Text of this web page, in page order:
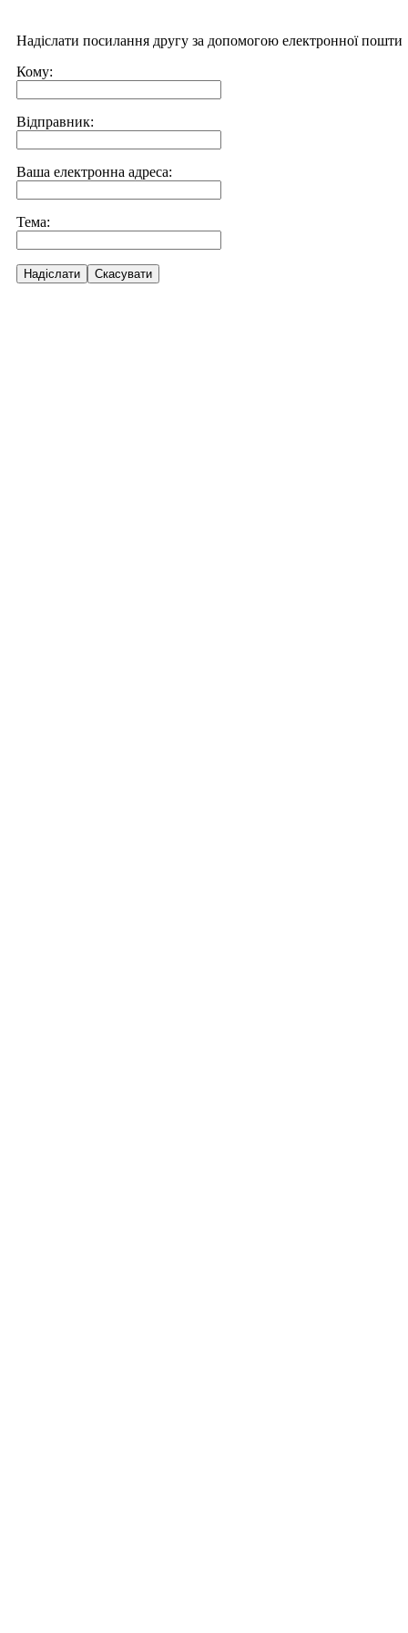
Надіслати посилання другу за допомогою електронної пошти
Кому:
Відправник:
Ваша електронна адреса:
Тема:
Надіслати Скасувати